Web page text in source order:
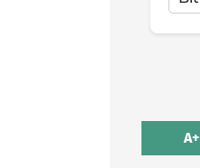
A+